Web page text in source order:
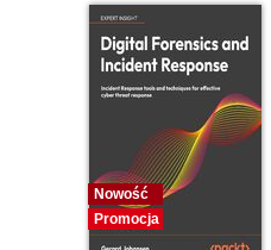
Nowość
Promocja